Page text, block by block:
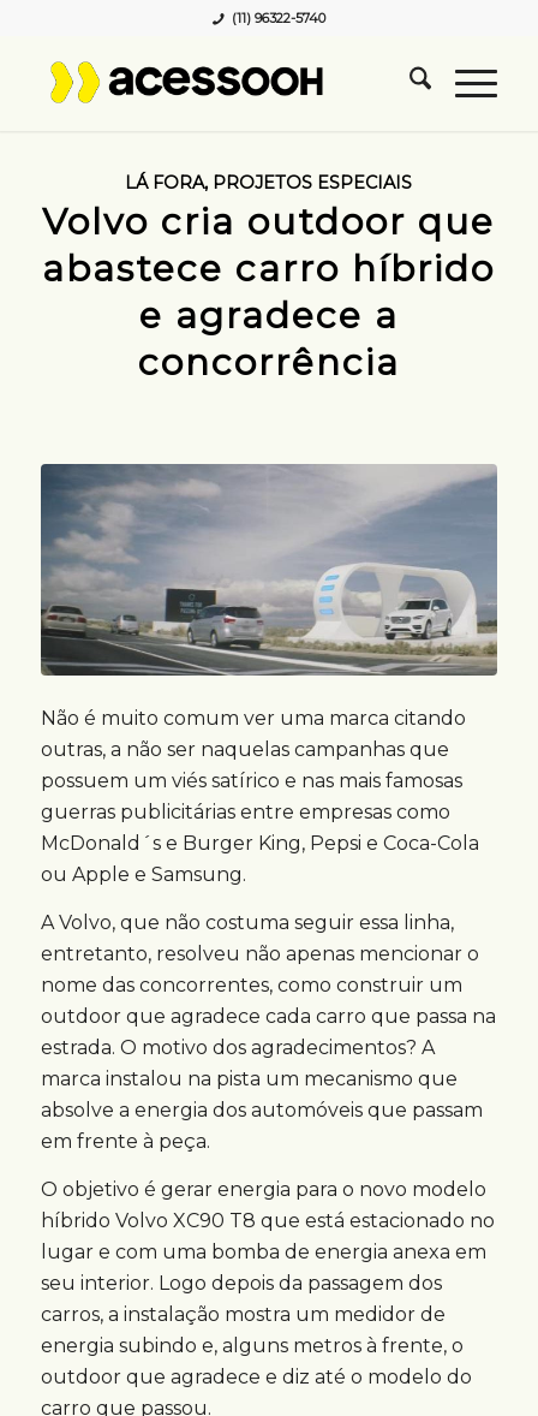
(11) 96322-5740
LÁ FORA, PROJETOS ESPECIAIS
Volvo cria outdoor que
abastece carro híbrido
e agradece a
concorrência
Não é muito comum ver uma marca citando
outras, a não ser naquelas campanhas que
possuem um viés satírico e nas mais famosas
guerras publicitárias entre empresas como
McDonald´s e Burger King, Pepsi e Coca-Cola
ou Apple e Samsung.
A Volvo, que não costuma seguir essa linha,
entretanto, resolveu não apenas mencionar o
nome das concorrentes, como construir um
outdoor que agradece cada carro que passa na
estrada. O motivo dos agradecimentos? A
marca instalou na pista um mecanismo que
absolve a energia dos automóveis que passam
em frente à peça.
O objetivo é gerar energia para o novo modelo
híbrido Volvo XC90 T8 que está estacionado no
lugar e com uma bomba de energia anexa em
seu interior. Logo depois da passagem dos
carros, a instalação mostra um medidor de
energia subindo e, alguns metros à frente, o
outdoor que agradece e diz até o modelo do
carro que passou.